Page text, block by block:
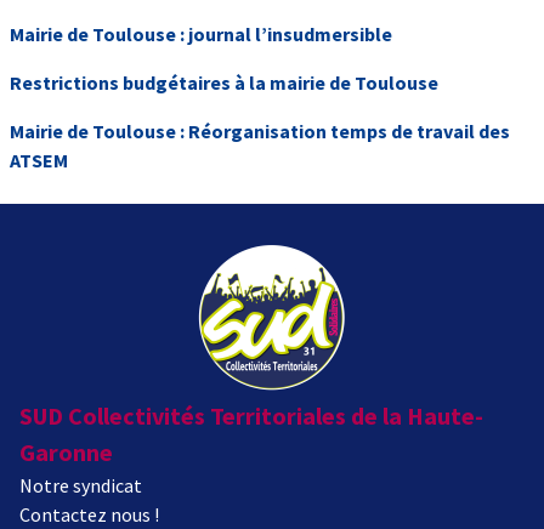
Mairie de Toulouse : journal l’insudmersible
Restrictions budgétaires à la mairie de Toulouse
Mairie de Toulouse : Réorganisation temps de travail des
ATSEM
SUD Collectivités Territoriales de la Haute-
Garonne
Notre syndicat
Contactez nous !